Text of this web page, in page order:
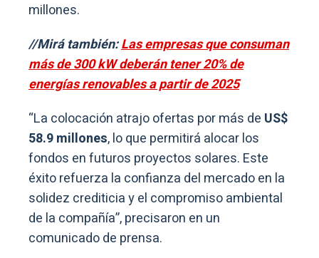
millones.
//Mirá también:Las empresas que consuman
más de 300 kW deberán tener 20% de
energías renovables a partir de 2025
“La colocación atrajo ofertas por más de US$
58.9 millones, lo que permitirá alocar los
fondos en futuros proyectos solares. Este
éxito refuerza la confianza del mercado en la
solidez crediticia y el compromiso ambiental
de la compañía”, precisaron en un
comunicado de prensa.